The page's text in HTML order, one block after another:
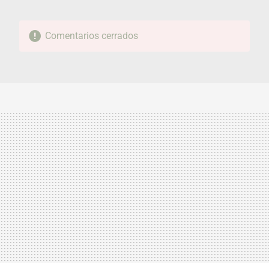
Comentarios cerrados